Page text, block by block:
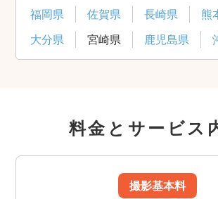
福岡県
佐賀県 長崎県
熊
大分県
宮崎県 鹿児島県
料金とサービス
撮影基本料